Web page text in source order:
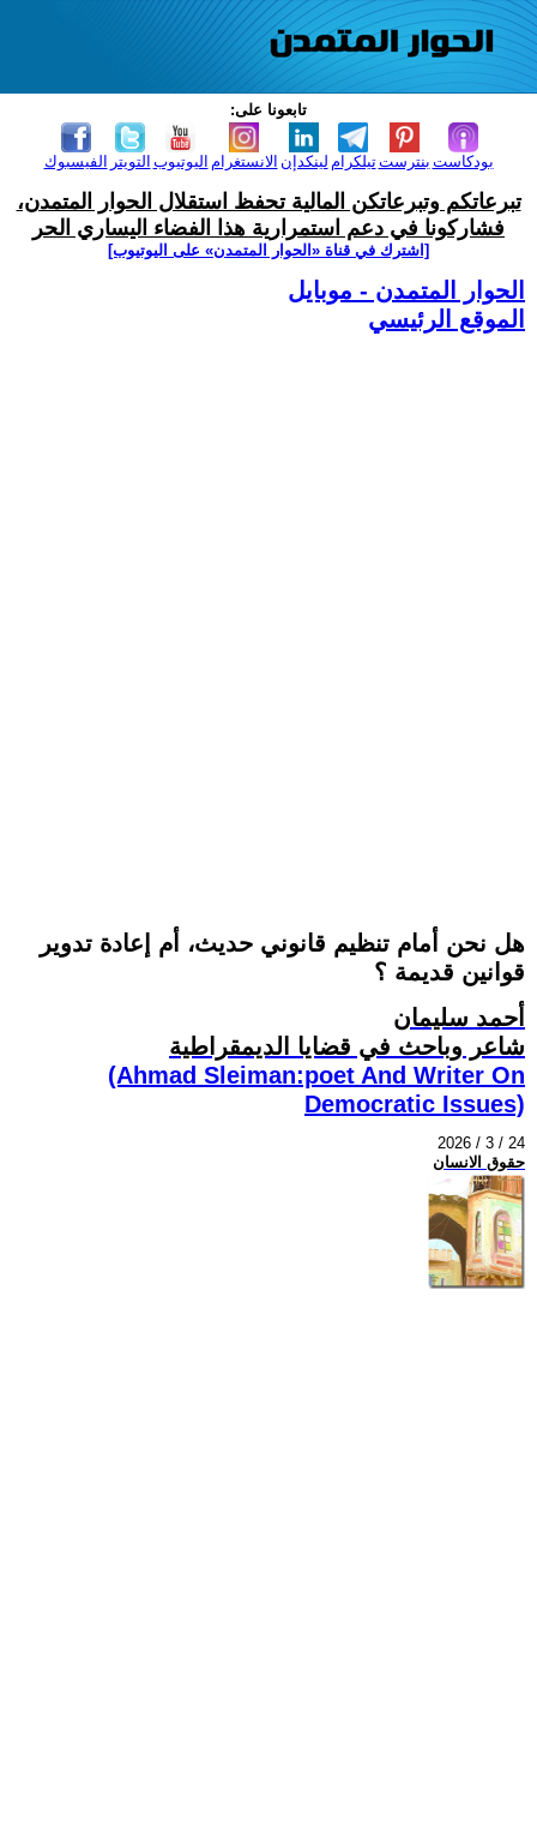
تابعونا على:
الفيسبوك التويتر اليوتيوب الانستغرام لينكدإن تيلكرامبنترست بودكاست
تبرعاتكم وتبرعاتكن المالية تحفظ استقلال الحوار المتمدن،
فشاركونا في دعم استمرارية هذا الفضاء اليساري الحر
[اشترك في قناة ‫«الحوار المتمدن» على اليوتيوب]
الحوار المتمدن - موبايل
الموقع الرئيسي
هل نحن أمام تنظيم قانوني حديث، أم إعادة تدوير
قوانين قديمة ؟
أحمد سليمان
شاعر وباحث في قضايا الديمقراطية
(Ahmad Sleiman:poet And Writer On
Democratic Issues)
2026 / 3 / 24
حقوق الانسان